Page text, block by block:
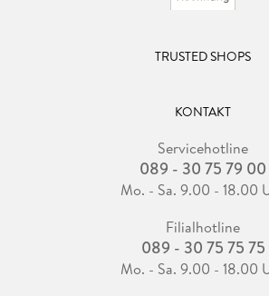
TRUSTED SHOPS
KONTAKT
Servicehotline
089 - 30 75 79 00
Mo. - Sa. 9.00 - 18.00
Filialhotline
089 - 30 75 75 75
Mo. - Sa. 9.00 - 18.00